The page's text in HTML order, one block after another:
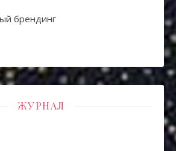
брендинг
ЖУРНАЛ